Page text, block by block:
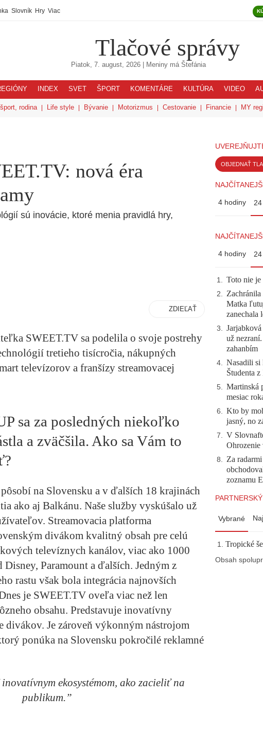
Slovník Hry Viac
Tlačové správy
Piatok, 7. august, 2026 | Meniny má Štefánia
INDEX SVET ŠPORT KOMENTÁRE KULTÚRA VIDEO
rodina Life style Bývanie Motorizmus Cestovanie Financie MY
nová éra
sú inovácie, ktoré menia pravidlá hry,
ZDIEĽAŤ
SWEET.TV sa podelila o svoje postrehy
tretieho tisícročia, nákupných
televízorov a franšízy streamovacej
sa za posledných niekoľko
a zväčšila. Ako sa Vám to
na Slovensku a v ďalších 18 krajinách
ako aj Balkánu. Naše služby vyskúšalo už
Streamovacia platforma
divákom kvalitný obsah pre celú
televíznych kanálov, viac ako 1000
Paramount a ďalších. Jedným z
rastu však bola integrácia najnovších
je SWEET.TV oveľa viac než len
obsahu. Predstavuje inovatívny
divákov. Je zároveň výkonným nástrojom
ponúka na Slovensku pokročilé reklamné
ekosystémom, ako zacieliť na
publikum.”
OBJEDNAŤ
4 hodiny
4 hodiny
1. Toto nie je
2. Zachránila
Matka
zanechala
3.
už
zahanbím
4. Nasadili si
Študenta
5. Martinská
mesiac
6. Kto by
jasný, no
7. V
Ohrozenie
8. Za
zoznamu
Vybrané
Tropické
Obsah